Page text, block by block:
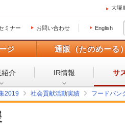
大塚
ミナー お問い合わせ English
ジ 通販（たのめーる
紹介 IR情報 サ
2019 社会貢献活動実績 フードバン